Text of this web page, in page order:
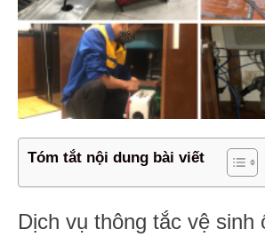
Tóm tắt nội dung bài viết
Dịch vụ thông tắc vệ sinh